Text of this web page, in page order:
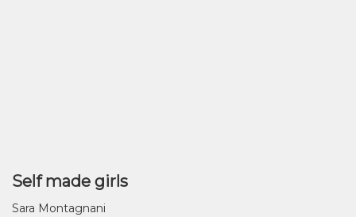
Self made girls
Sara Montagnani